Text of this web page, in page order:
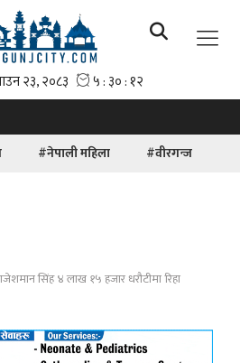
#नेपाली महिला #वीरगन्ज
सिंह ४ लाख १५ हजार धरौटीमा रिहा